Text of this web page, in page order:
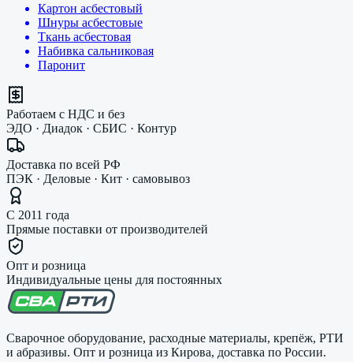
Картон асбестовый
Шнуры асбестовые
Ткань асбестовая
Набивка сальниковая
Паронит
Работаем с НДС и без
ЭДО · Диадок · СБИС · Контур
Доставка по всей РФ
ПЭК · Деловые · Кит · самовывоз
С 2011 года
Прямые поставки от производителей
Опт и розница
Индивидуальные цены для постоянных
Сварочное оборудование, расходные материалы, крепёж, РТИ
и абразивы. Опт и розница из Кирова, доставка по России.